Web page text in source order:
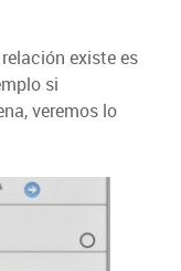
existe es
si
veremos lo